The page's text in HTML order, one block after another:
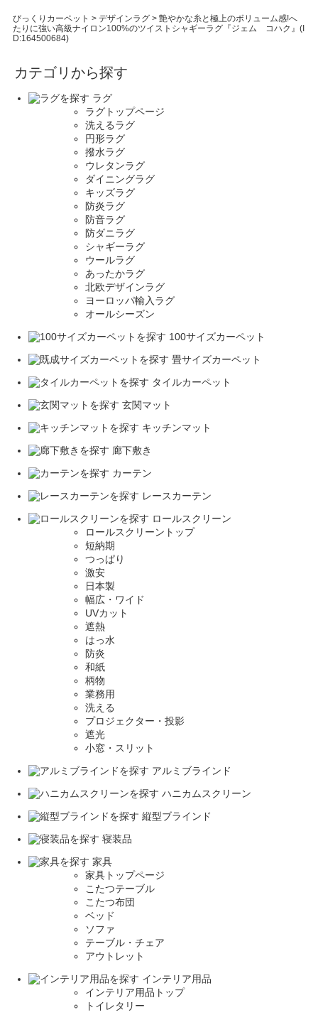
びっくりカーペット > デザインラグ> 艶やかな糸と極上のボリューム感!へ
たりに強い高級ナイロン100%のツイストシャギーラグ『ジェム コハク』(I
D:164500684)
カテゴリから探す
ラグ
ラグトップページ
洗えるラグ
円形ラグ
撥水ラグ
ウレタンラグ
ダイニングラグ
キッズラグ
防炎ラグ
防音ラグ
防ダニラグ
シャギーラグ
ウールラグ
あったかラグ
北欧デザインラグ
ヨーロッパ輸入ラグ
オールシーズン
100サイズカーペット
畳サイズカーペット
タイルカーペット
玄関マット
キッチンマット
廊下敷き
カーテン
レースカーテン
ロールスクリーン
ロールスクリーントップ
短納期
つっぱり
激安
日本製
幅広・ワイド
UVカット
遮熱
はっ水
防炎
和紙
柄物
業務用
洗える
プロジェクター・投影
遮光
小窓・スリット
アルミブラインド
ハニカムスクリーン
縦型ブラインド
寝装品
家具
家具トップページ
こたつテーブル
こたつ布団
ベッド
ソファ
テーブル・チェア
アウトレット
インテリア用品
インテリア用品トップ
トイレタリー